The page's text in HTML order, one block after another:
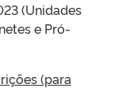
(Unidades
e Pró-
(para